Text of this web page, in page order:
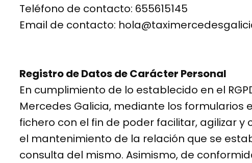
Teléfono de contacto: 655615145
Email de contacto:
Registro de Datos de Carácter Personal
En cumplimiento de lo establecido en el
Mercedes Galicia, mediante los
fichero con el fin de poder facilitar, agilizar
el mantenimiento de la relación que se
consulta del mismo. Asimismo, de